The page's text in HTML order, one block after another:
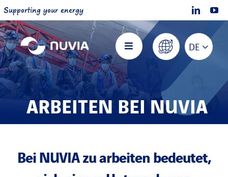
Skip
to
content
Supporting your energy
Toggle
Navigation
Nuvia Startseite
Über NUVIA
Angebote
DE
ARBEITEN BEI NUVIA
Bei NUVIA zu arbeiten bedeutet,